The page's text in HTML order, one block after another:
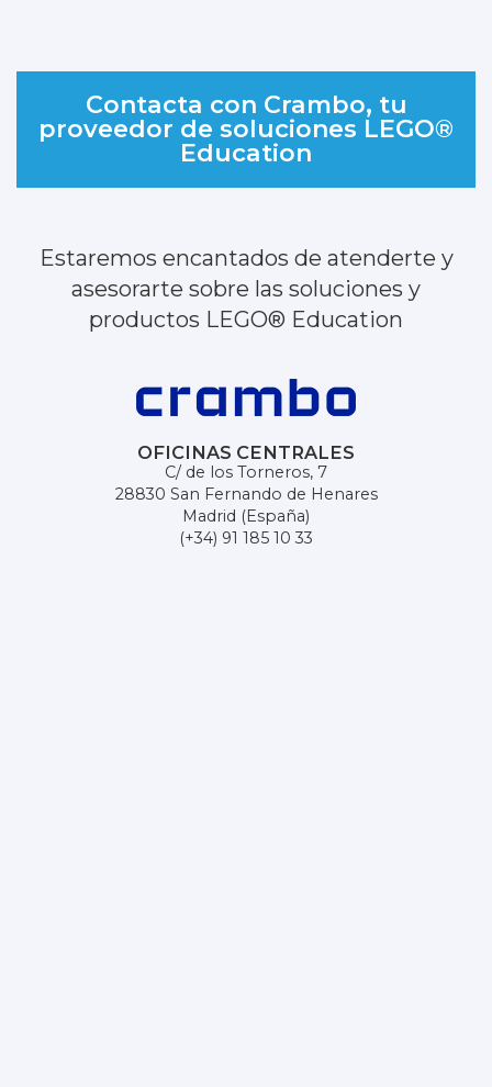
Contacta con Crambo, tu
proveedor de soluciones LEGO®
Education
Estaremos encantados de atenderte y
asesorarte sobre las soluciones y
productos LEGO® Education
OFICINAS CENTRALES
C/ de los Torneros, 7
28830 San Fernando de Henares
Madrid (España)
(+34) 91 185 10 33